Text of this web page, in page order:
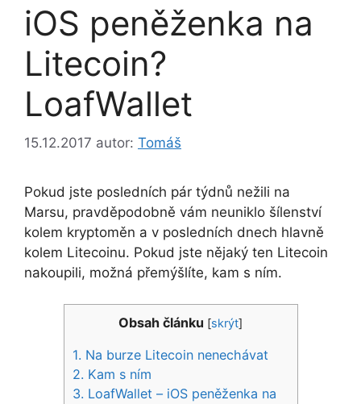
iOS peněženka na
Litecoin?
LoafWallet
15.12.2017 autor: Tomáš
Pokud jste posledních pár týdnů nežili na
Marsu, pravděpodobně vám neuniklo šílenství
kolem kryptoměn a v posledních dnech hlavně
kolem Litecoinu. Pokud jste nějaký ten Litecoin
nakoupili, možná přemýšlíte, kam s ním.
Obsah článku [skrýt]
1. Na burze Litecoin nenechávat
2. Kam s ním
3. LoafWallet – iOS peněženka na